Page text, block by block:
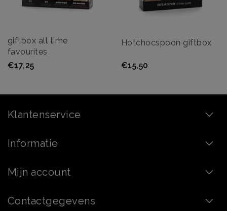
giftbox all time
favourites
€17,25
Hotchocspoon giftbox
€15,50
Klantenservice
Informatie
Mijn account
Contactgegevens